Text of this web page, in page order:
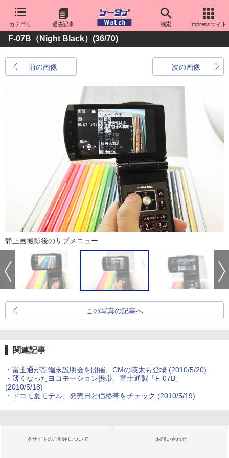
カテゴリ 過去記事 検索 Impressサイト
F-07B（Night Black） (36/70)
前の画像 次の画像
静止画撮影後のサブメニュー
この写真の記事へ
関連記事
・ 富士通が新端末説明会を開催、CMの瑛太も登場(2010/5/20)
・ 薄くなったヨコモーション携帯、富士通製「F-07B」
(2010/5/18)
・
ドコモ夏モデル、発売日と価格帯をチェック (2010/5/19)
本サイトのご利用について お問い合わせ